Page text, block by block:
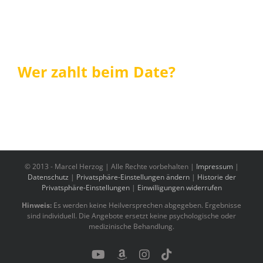
Wer zahlt beim Date?
© 2013 - Marcel Herzog | Alle Rechte vorbehalten | Impressum |
Datenschutz | Privatsphäre-Einstellungen ändern| Historie der
Privatsphäre-Einstellungen| Einwilligungen widerrufen
Hinweis: Es werden keine Heilversprechen abgegeben. Ergebnisse
sind individuell. Die Angebote ersetzt keine psychologische oder
medizinische Behandlung.
YouTubeBenutzerdefiniert
Instagram
Tiktok